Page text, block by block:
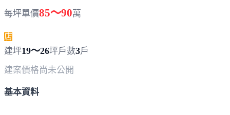
每坪單價85～90萬
店
建坪19～26坪戶數3戶
建案價格尚未公開
基本資料